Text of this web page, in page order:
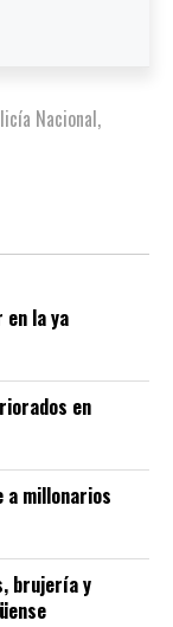
Nacional,
en la ya
en
a millonarios
brujería y